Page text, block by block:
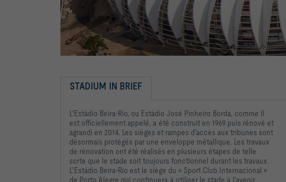
STADIUM IN BRIEF
L'Estádio Beira-Rio, ou Estádio José Pinheiro Borda, comme il
est officiellement appelé, a été construit en 1969 puis rénové et
agrandi en 2014. Les sièges et rampes d’accès aux tribunes sont
désormais protégés par une enveloppe métallique. Les travaux
de rénovation ont été réalisés en plusieurs étapes de telle
sorte que le stade soit toujours fonctionnel durant les travaux.
L'Estádio Beira-Rio est le siège du « Sport Club Internacional »
de Porto Alegre qui continuera à utiliser le stade à l'avenir.